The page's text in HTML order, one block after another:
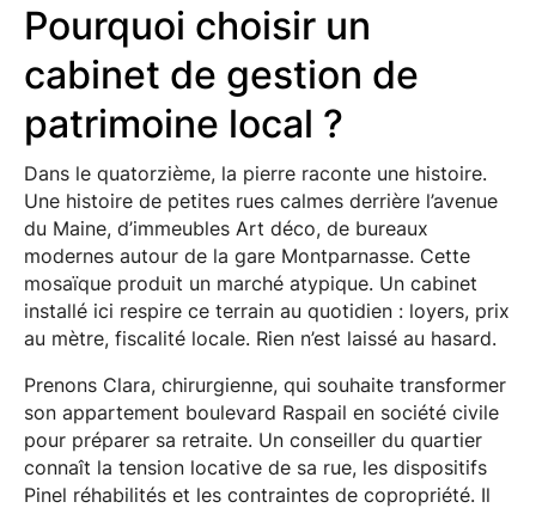
Pourquoi choisir un
cabinet de gestion de
patrimoine local ?
Dans le quatorzième, la pierre raconte une histoire.
Une histoire de petites rues calmes derrière l’avenue
du Maine, d’immeubles Art déco, de bureaux
modernes autour de la gare Montparnasse. Cette
mosaïque produit un marché atypique. Un cabinet
installé ici respire ce terrain au quotidien : loyers, prix
au mètre, fiscalité locale. Rien n’est laissé au hasard.
Prenons Clara, chirurgienne, qui souhaite transformer
son appartement boulevard Raspail en société civile
pour préparer sa retraite. Un conseiller du quartier
connaît la tension locative de sa rue, les dispositifs
Pinel réhabilités et les contraintes de copropriété. Il